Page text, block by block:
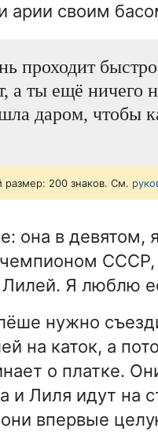
арии своим
проходит
а ты ещё ничего
даром, чтобы
200 знаков. См.
она в девятом,
Лилей. Я люблю
нужно
на каток, а
о платке.
и Лиля идут на
впервые